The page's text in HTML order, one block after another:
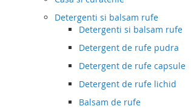
Detergenti si balsam rufe
Detergenti si balsam rufe
Detergent de rufe pudra
Detergent de rufe capsule
Detergent de rufe lichid
Balsam de rufe